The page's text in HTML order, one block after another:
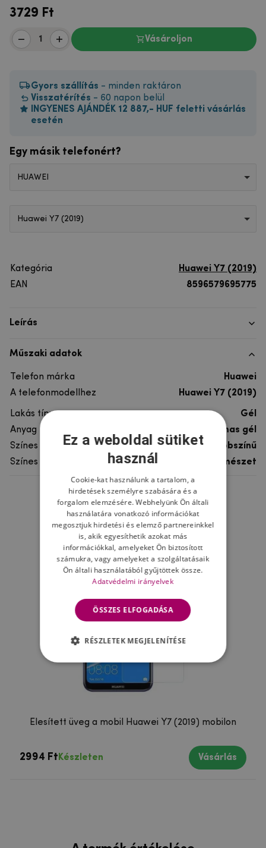
3729 Ft
Vásároljon
Gyors szállítás - minden raktáron
Visszatérítés - 60 napon belül
INGYENES AJÁNDÉK 12 887,- HUF feletti vásárlás
esetén
Egy másik telefonért?
HUAWEI
Huawei Y7 (2019)
Kategória
Huawei Y7 (2019)
EAN
8596579695775
Leírás
Műszaki adatok
Telefon márka
Huawei
A telefonmodellhez
Huawei Y7 (2019)
Lakás típusa
Gél
Anyag
rugalmas gél
Színes
többszínű
Színes motívum
Természet
Ne felejtsd el
Élesített üveg a mobil Huawei Y7 (2019) mobilon
2994 Ft Készleten Vásárlás
Ez a weboldal sütiket
használ
Cookie-kat használunk a tartalom, a
hirdetések személyre szabására és a
forgalom elemzésére. Webhelyünk Ön általi
használatára vonatkozó információkat
megosztjuk hirdetési és elemző partnereinkkel
is, akik egyesíthetik azokat más
információkkal, amelyeket Ön biztosított
számukra, vagy amelyeket a szolgáltatásaik
Ön általi használatából gyűjtöttek össze.
Adatvédelmi irányelvek
ÖSSZES ELFOGADÁSA
RÉSZLETEK MEGJELENÍTÉSE